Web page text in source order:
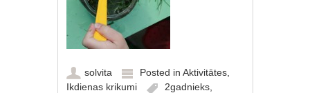
solvita Posted inAktivitātes
Ikdienas krikumi
2gadnieks